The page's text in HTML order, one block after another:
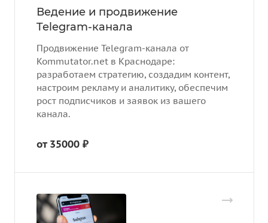
Ведение и продвижение
Telegram-канала
Продвижение Telegram-канала от
Kommutator.net в Краснодаре:
разработаем стратегию, создадим контент,
настроим рекламу и аналитику, обеспечим
рост подписчиков и заявок из вашего
канала.
от 35000 ₽